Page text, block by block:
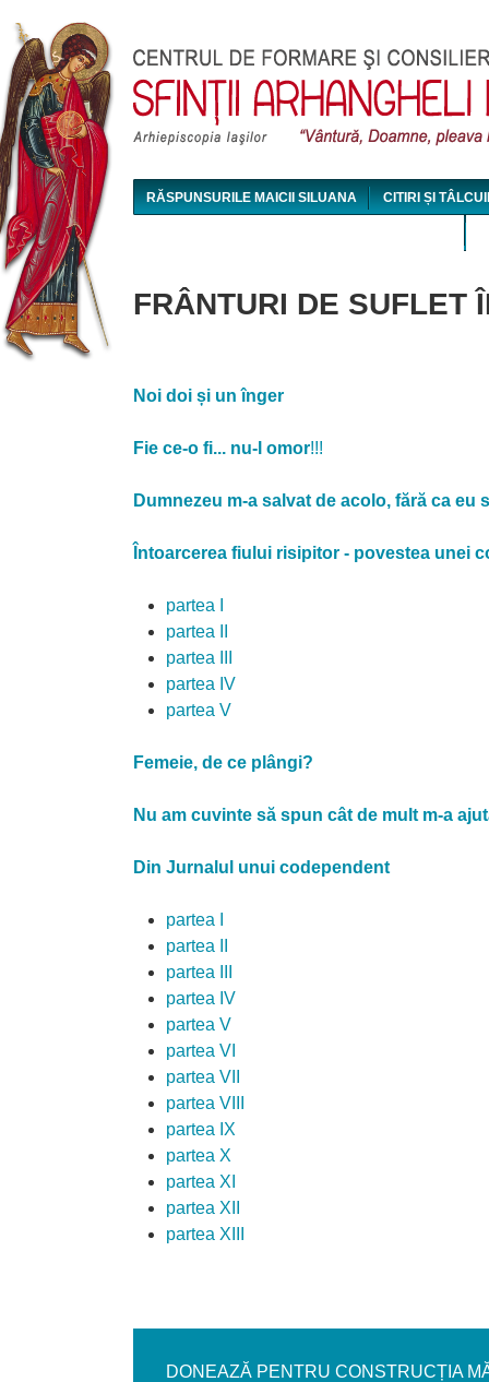
RĂSPUNSURILE MAICII SILUANA CITIRI ȘI
FRÂNTURI DE SUFLET
Noi doi și un înger
Fie ce-o fi... nu-l omor!!!
Dumnezeu m-a salvat de acolo, fără ca eu
Întoarcerea fiului risipitor - povestea unei
partea I
partea II
partea III
partea IV
partea V
Femeie, de ce plângi?
Nu am cuvinte să spun cât de mult m-a
Din Jurnalul unui codependent
partea I
partea II
partea III
partea IV
partea V
partea VI
partea VII
partea VIII
partea IX
partea X
partea XI
partea XII
partea XIII
DONEAZĂ PENTRU CONSTRUCȚIA